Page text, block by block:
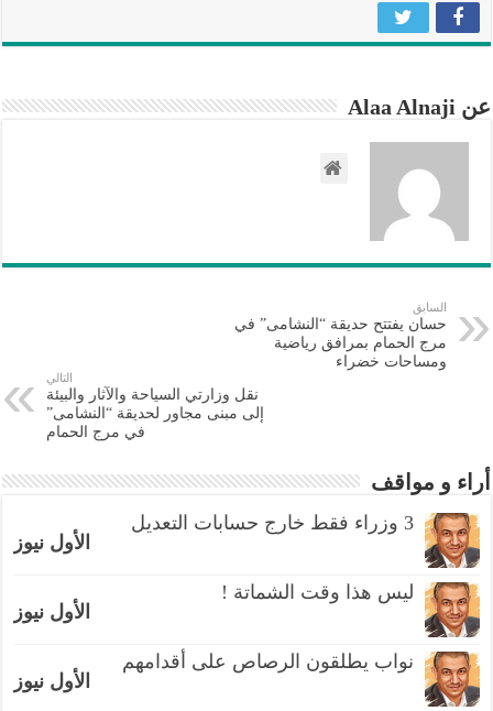
عن Alaa Alnaji
السابق
حسان يفتتح حديقة “النشامى” في
مرج الحمام بمرافق رياضية
ومساحات خضراء
التالي
نقل وزارتي السياحة والآثار والبيئة
إلى مبنى مجاور لحديقة “النشامى”
في مرج الحمام
أراء و مواقف
3 وزراء فقط خارج حسابات التعديل
الأول نيوز
ليس هذا وقت الشماتة !
الأول نيوز
نواب يطلقون الرصاص على أقدامهم
الأول نيوز